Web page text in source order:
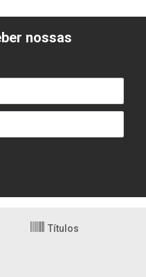
nossas
Títulos